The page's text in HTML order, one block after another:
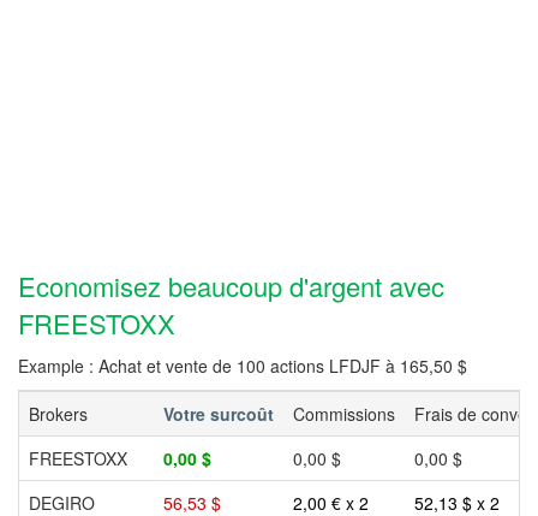
Economisez beaucoup d'argent avec
FREESTOXX
Example : Achat et vente de 100 actions LFDJF à 165,50 $
Brokers
Votre surcoût Commissions
Frais de
FREESTOXX
0,00 $ 0,00 $
0,00 $
DEGIRO
56,53 $ 2,00 € x 2
52,13 $ x 2